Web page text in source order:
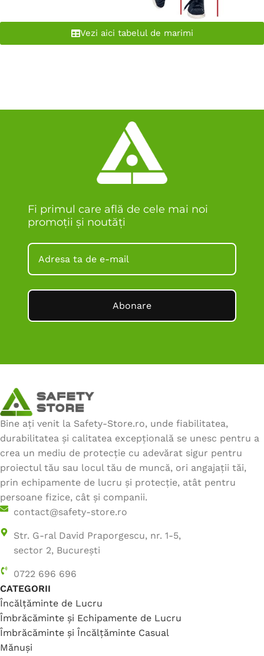
Vezi aici tabelul de marimi
Fi primul care află de cele mai noi
promoții și noutăți
Abonare
Bine ați venit la Safety-Store.ro, unde fiabilitatea,
durabilitatea și calitatea excepțională se unesc pentru a
crea un mediu de protecție cu adevărat sigur pentru
proiectul tău sau locul tău de muncă, ori angajații tăi,
prin echipamente de lucru și protecție, atât pentru
persoane fizice, cât și companii.
contact@safety-store.ro
Str. G-ral David Praporgescu, nr. 1-5,
sector 2, București
0722 696 696
CATEGORII
Încălțăminte de Lucru
Îmbrăcăminte și Echipamente de Lucru
Îmbrăcăminte și Încălțăminte Casual
Mănuși